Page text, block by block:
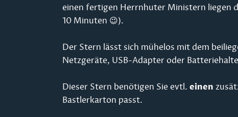
einen fertigen Herrnhuter Ministern liegen
10 Minuten 😉).
Der Stern lässt sich mühelos mit dem
Netzgeräte, USB-Adapter oder
Dieser Stern benötigen Sie evtl. einen
Bastlerkarton passt.